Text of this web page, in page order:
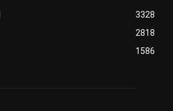
3328
2818
1586